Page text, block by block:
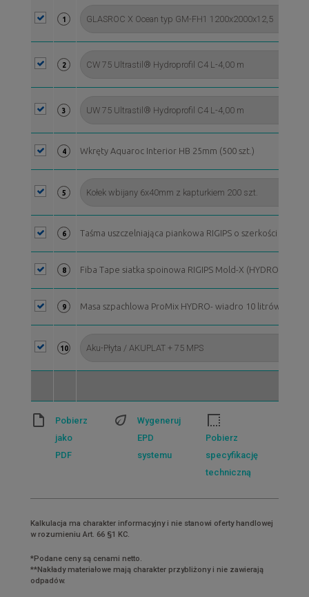
1
2
3
4 Wkręty Aquaroc Interior HB 25mm (500 szt.)
5
6 Taśma uszczelniająca piankowa RIGIPS o szerkości 70
8 Fiba Tape siatka spoinowa RIGIPS Mold-X (HYDRO) 90 m
9 Masa szpachlowa ProMix HYDRO- wiadro 10 litrów*
10
Pobierz
jako
PDF
Wygeneruj
EPD
systemu
Pobierz
specyfikację
techniczną
Kalkulacja ma charakter informacyjny i nie stanowi oferty handlowej
w rozumieniu Art. 66 §1 KC.
*Podane ceny są cenami netto.
**Nakłady materiałowe mają charakter przybliżony i nie zawierają
odpadów.